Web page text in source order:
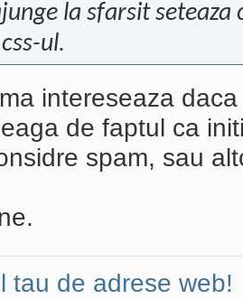
la sfarsit seteaza
ul.
intereseaza
de faptul ca
spam, sau
tau de adrese web!